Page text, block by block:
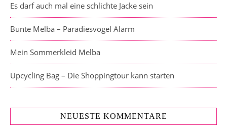
Es darf auch mal eine schlichte Jacke sein
Bunte Melba – Paradiesvogel Alarm
Mein Sommerkleid Melba
Upcycling Bag – Die Shoppingtour kann starten
NEUESTE KOMMENTARE